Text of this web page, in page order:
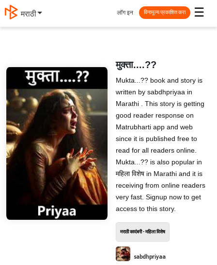
मराठी ☰
लॉग इन विनामूल्य प्रकाशित करा
मुक्ता....??️
Mukta...?? book and story is
written by sabdhpriyaa in
Marathi . This story is getting
good reader response on
Matrubharti app and web
since it is published free to
read for all readers online.
Mukta...?? is also popular in
महिला विशेष in Marathi and it is
receiving from online readers
very fast. Signup now to get
access to this story.
मराठी कादंबरी - महिला विशेष
sabdhpriyaa